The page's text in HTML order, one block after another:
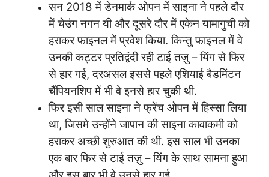
सन 2018 में डेनमार्क ओपन में साइना ने पहले दौर
में चेउंग नगन यी और दूसरे दौर में एकेन यामागुची को
हराकर फाइनल में प्रवेश किया. किन्तु फाइनल में वे
उनकी कट्टर प्रतिद्वंदी रही टाई तज़ु – यिंग से फिर
से हार गई, दरअसल इससे पहले एशियाई बैडमिंटन
चैंपियनशिप में भी वे इनसे हार चुकी थी.
फिर इसी साल साइना ने फ्रेंच ओपन में हिस्सा लिया
था, जिसमे उन्होंने जापान की साइना कावाकमी को
हराकर अच्छी शुरुआत की थी. इस साल भी उनका
एक बार फिर से टाई तज़ु – यिंग के साथ सामना हुआ